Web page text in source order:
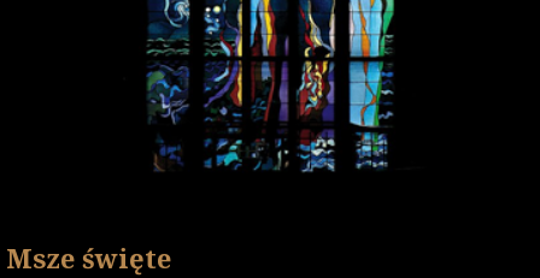
Msze święte